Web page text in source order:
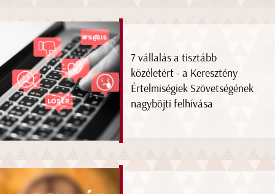
7 vállalás a tisztább
közéletért - a Keresztény
Értelmiségiek Szövetségének
nagyböjti felhívása